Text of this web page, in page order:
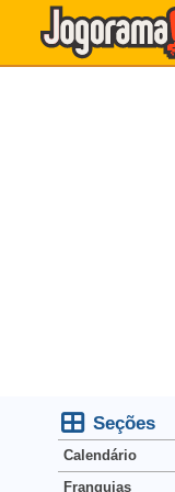
Seções
Calendário
Franquias